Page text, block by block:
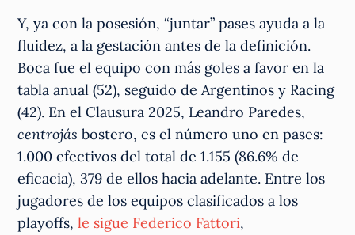
Y, ya con la posesión, “juntar” pases ayuda a la
fluidez, a la gestación antes de la definición.
Boca fue el equipo con más goles a favor en la
tabla anual (52), seguido de Argentinos y Racing
(42). En el Clausura 2025, Leandro Paredes,
centrojásbostero, es el número uno en pases:
1.000 efectivos del total de 1.155 (86.6% de
eficacia), 379 de ellos hacia adelante. Entre los
jugadores de los equipos clasificados a los
playoffs,le sigue Federico Fattori,